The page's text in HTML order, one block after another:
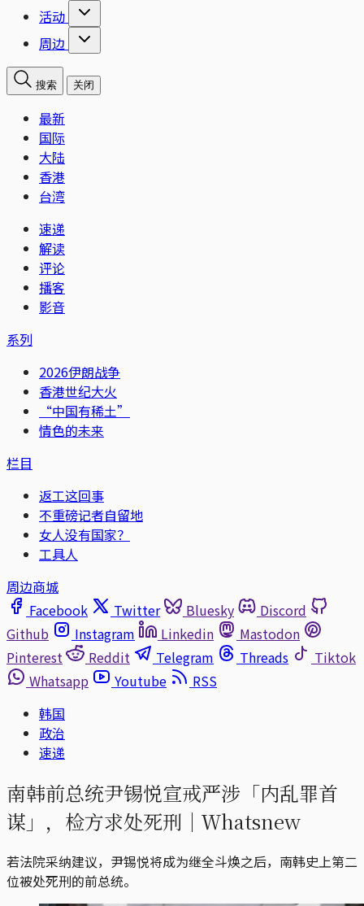
活动
周边
搜索 关闭
最新
国际
大陆
香港
台湾
速递
解读
评论
播客
影音
系列
2026伊朗战争
香港世纪大火
“中国有稀土”
情色的未来
栏目
返工这回事
不重磅记者自留地
女人没有国家？
工具人
周边商城
Facebook
Twitter Bluesky
Discord
Github
Instagram Linkedin
Mastodon
Pinterest
Reddit Telegram Threads
Tiktok
Whatsapp
Youtube
RSS
韩国
政治
速递
南韩前总统尹锡悦宣戒严涉「内乱罪首
谋」，检方求处死刑｜Ｗhatsnew
若法院采纳建议，尹锡悦将成为继全斗焕之后，南韩史上第二
位被处死刑的前总统。